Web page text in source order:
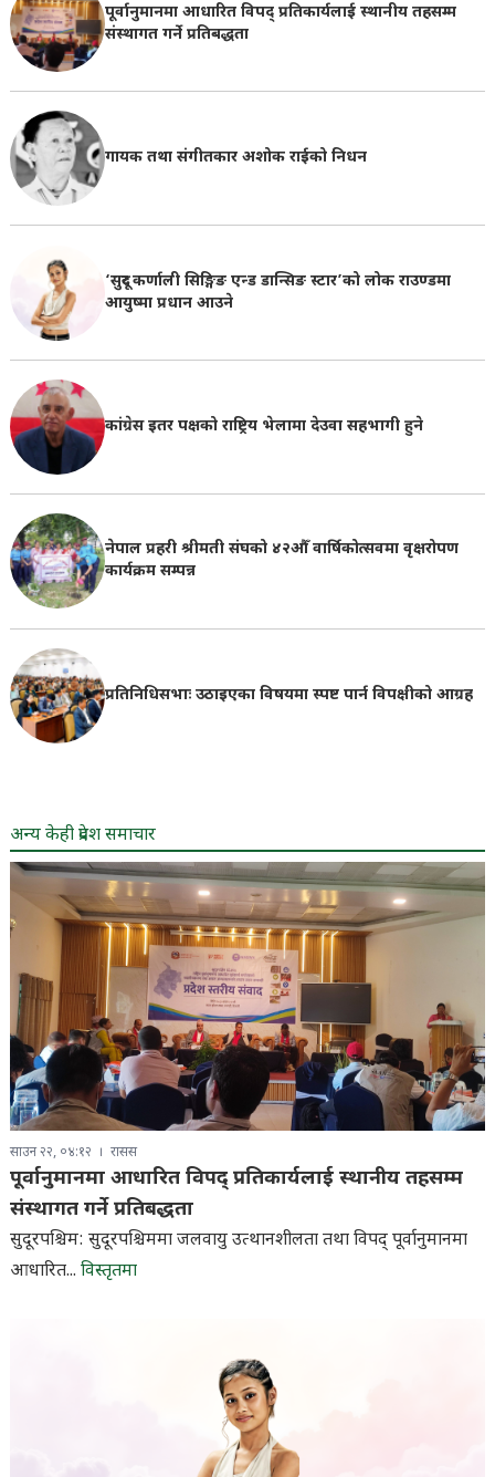
पूर्वानुमानमा आधारित विपद् प्रतिकार्यलाई स्थानीय तहसम्म
संस्थागत गर्ने प्रतिबद्धता
गायक तथा संगीतकार अशोक राईको निधन
‘सुदूर कर्णाली सिङ्गिङ एन्ड डान्सिङ स्टार’को लोक राउण्डमा
आयुष्मा प्रधान आउने
कांग्रेस इतर पक्षको राष्ट्रिय भेलामा देउवा सहभागी हुने
नेपाल प्रहरी श्रीमती संघको ४२औँ वार्षिकोत्सवमा वृक्षरोपण
कार्यक्रम सम्पन्न
प्रतिनिधिसभाः उठाइएका विषयमा स्पष्ट पार्न विपक्षीको आग्रह
अन्य केही प्रदेश समाचार
साउन २२, ०४:१२ रासस
पूर्वानुमानमा आधारित विपद् प्रतिकार्यलाई स्थानीय तहसम्म
संस्थागत गर्ने प्रतिबद्धता
सुदूरपश्चिम: सुदूरपश्चिममा जलवायु उत्थानशीलता तथा विपद् पूर्वानुमानमा
आधारित... विस्तृतमा